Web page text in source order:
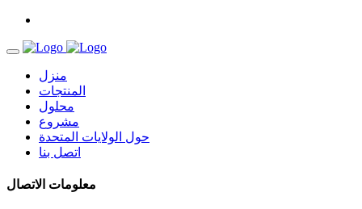
منزل
المنتجات
محلول
مشروع
حول الولايات المتحدة
اتصل بنا
معلومات الاتصال